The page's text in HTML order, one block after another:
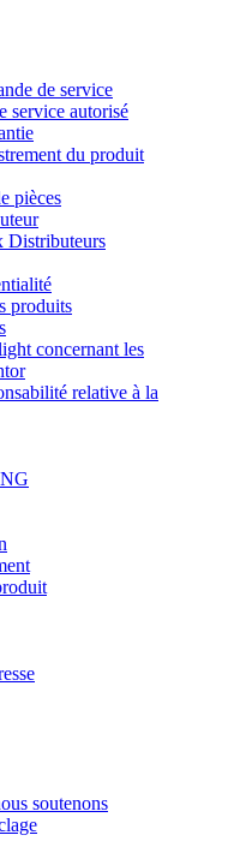
de service
service autorisé
du produit
pièces
Distributeurs
produits
concernant les
relative à la
soutenons